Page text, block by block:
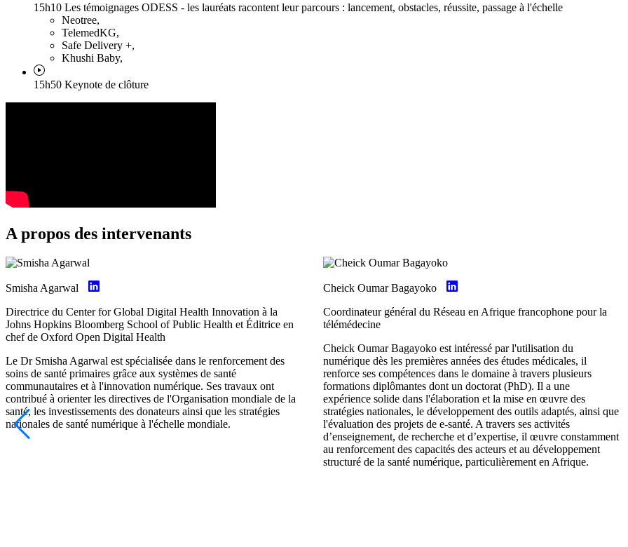
15h10 Les témoignages ODESS - les lauréats racontent leur parcours : lancement, obstacles, réussite, passage à l'échelle
Neotree,
TelemedKG,
Safe Delivery +,
Khushi Baby,
15h50 Keynote de clôture
A propos des intervenants
Smisha Agarwal
Directrice du Center for Global Digital Health Innovation à la
Johns Hopkins Bloomberg School of Public Health et Éditrice en
chef de Oxford Open Digital Health
Le Dr Smisha Agarwal est spécialisée dans le renforcement des
soins de santé primaires grâce aux systèmes de santé
communautaires et à l'innovation numérique. Ses travaux ont
contribué à orienter les directives de l'Organisation mondiale de la
santé, les investissements des donateurs ainsi que les stratégies
nationales de santé numérique à l'échelle mondiale.
Cheick Oumar Bagayoko
Coordinateur général du Réseau en Afrique francophone pour la
télémédecine
Cheick Oumar Bagayoko est intéressé par l'utilisation du
numérique dès les premières années des études médicales, il
renforce ses compétences dans le domaine à travers plusieurs
formations diplômantes dont un doctorat (PhD). Il a une
expérience solide dans l'élaboration et la mise en œuvre des
stratégies nationales, le développement des outils adaptés, ainsi que
l'évaluation des projets de e-santé. A travers ses activités
d’enseignement, de recherche et d’expertise, il œuvre constamment
au renforcement des capacités des acteurs et au développement
structuré de la santé numérique, particulièrement en Afrique.